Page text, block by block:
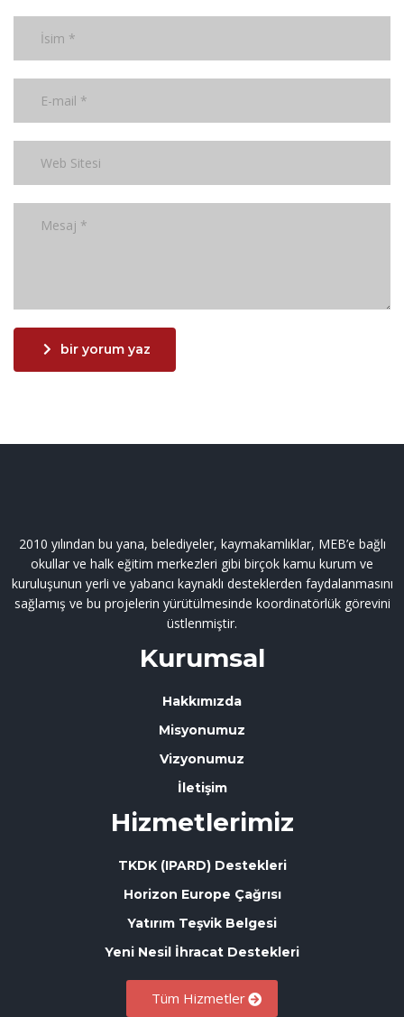
bir yorum yaz
2010 yılından bu yana, belediyeler, kaymakamlıklar, MEB’e bağlı
okullar ve halk eğitim merkezleri gibi birçok kamu kurum ve
kuruluşunun yerli ve yabancı kaynaklı desteklerden faydalanmasını
sağlamış ve bu projelerin yürütülmesinde koordinatörlük görevini
üstlenmiştir.
Kurumsal
Hakkımızda
Misyonumuz
Vizyonumuz
İletişim
Hizmetlerimiz
TKDK (IPARD) Destekleri
Horizon Europe Çağrısı
Yatırım Teşvik Belgesi
Yeni Nesil İhracat Destekleri
Tüm Hizmetler